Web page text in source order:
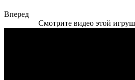
Вперед
Смотрите видео этой